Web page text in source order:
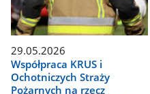
29.05.2026
Współpraca KRUS i
Ochotniczych Straży
Pożarnych na rzecz